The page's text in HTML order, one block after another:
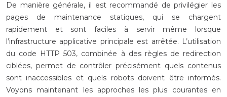
De manière générale, il est recommandé de privilégier les
pages de maintenance statiques, qui se chargent
rapidement et sont faciles à servir même lorsque
l’infrastructure applicative principale est arrêtée. L’utilisation
du code HTTP 503, combinée à des règles de redirection
ciblées, permet de contrôler précisément quels contenus
sont inaccessibles et quels robots doivent être informés.
Voyons maintenant les approches les plus courantes en